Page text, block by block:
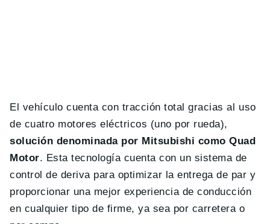
El vehículo cuenta con tracción total gracias al uso
de cuatro motores eléctricos (uno por rueda),
solución denominada por Mitsubishi como Quad
Motor. Esta tecnología cuenta con un sistema de
control de deriva para optimizar la entrega de par y
proporcionar una mejor experiencia de conducción
en cualquier tipo de firme, ya sea por carretera o